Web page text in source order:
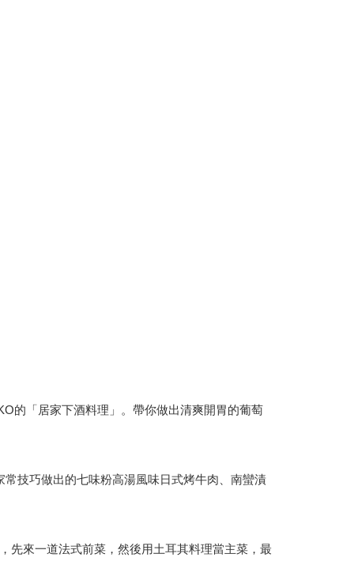
的「居家下酒料理」。帶你做出清爽開胃的葡萄
技巧做出的七味粉高湯風味日式烤牛肉、南蠻漬
先來一道法式前菜，然後用土耳其料理當主菜，最